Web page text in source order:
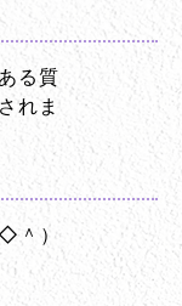
る質
れま
◇＾）